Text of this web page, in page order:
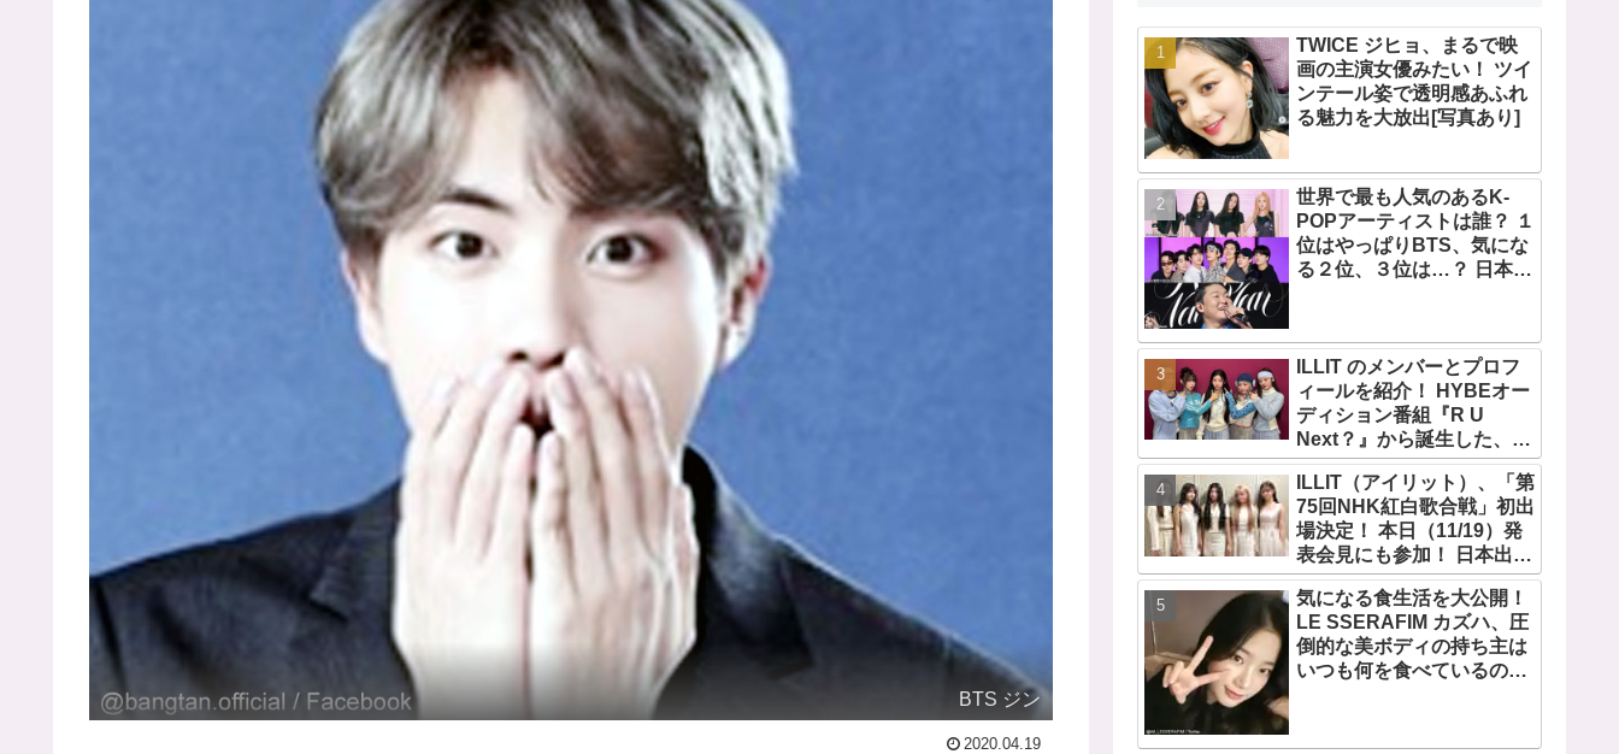
BTS ジン
2020.04.19
TWICE ジヒョ、まるで映
画の主演女優みたい！ ツイ
ンテール姿で透明感あふれ
る魅力を大放出[写真あり]
世界で最も人気のあるK-
POPアーティストは誰？ １
位はやっぱりBTS、気にな
る２位、３位は…？ 日本の
の個性あふれるデータに注
目殺到
ILLIT のメンバーとプロフ
ィールを紹介！ HYBEオー
ディション番組『R U
Next？』から誕生した、日
本人のイロハとモカを含む
5人組ガールズグループ！
デビュー曲「Magnetic」が
いきなりの大ヒット
ILLIT（アイリット）、「第
75回NHK紅白歌合戦」初出
場決定！ 本日（11/19）発
表会見にも参加！ 日本出身
のイロハとモカ、意気込み
を語る「ずっと夢見てたス
テージ…嬉しくて光栄」
気になる食生活を大公開！
LE SSERAFIM カズハ、圧
倒的な美ボディの持ち主は
いつも何を食べているの？